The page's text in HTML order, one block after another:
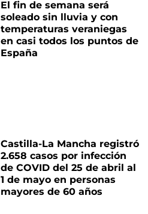
El fin de semana será
soleado sin lluvia y con
temperaturas veraniegas
en casi todos los puntos de
España
Castilla-La Mancha registró
2.658 casos por infección
de COVID del 25 de abril al
1 de mayo en personas
mayores de 60 años